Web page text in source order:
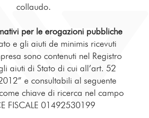
collaudo.
per le erogazioni pubbliche
e gli aiuti de minimis ricevuti
sono contenuti nel Registro
aiuti di Stato di cui all’art. 52
e consultabili al seguente
chiave di ricerca nel campo
FISCALE 01492530199